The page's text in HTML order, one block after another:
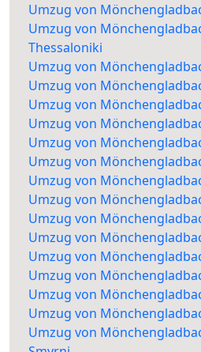
Umzug von
Umzug von
Thessaloniki
Umzug von
Umzug von
Umzug von
Umzug von
Umzug von
Umzug von
Umzug von
Umzug von
Umzug von
Umzug von
Umzug von
Umzug von
Umzug von
Umzug von
Umzug von